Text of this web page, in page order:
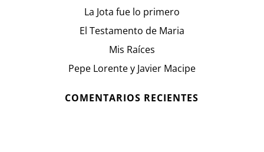
La Jota fue lo primero
El Testamento de Maria
Mis Raíces
Pepe Lorente y Javier Macipe
COMENTARIOS RECIENTES